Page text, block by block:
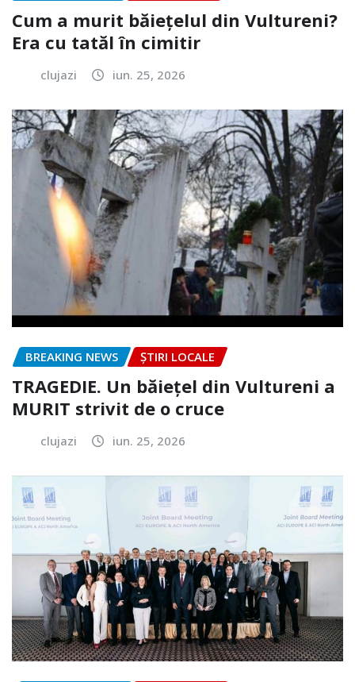
Cum a murit băiețelul din Vultureni?
Era cu tatăl în cimitir
clujazi iun. 25, 2026
BREAKING NEWS ȘTIRI LOCALE
TRAGEDIE. Un băiețel din Vultureni a
MURIT strivit de o cruce
clujazi iun. 25, 2026